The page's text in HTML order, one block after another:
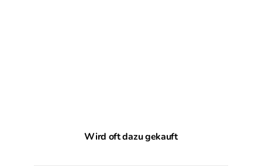
Produktgalerie überspringen
Wird oft dazu gekauft